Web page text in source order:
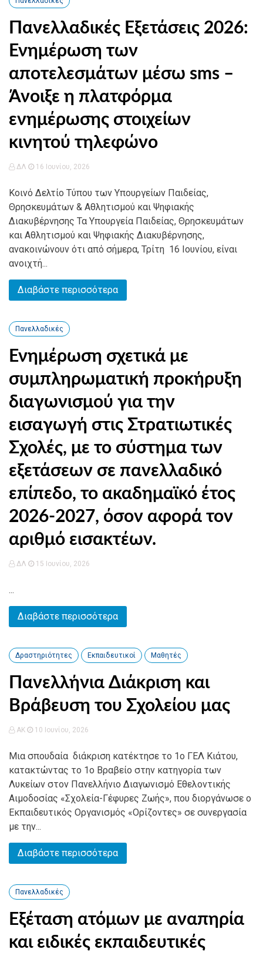
Πανελλαδικές Εξετάσεις 2026:
Ενημέρωση των
αποτελεσμάτων μέσω sms –
Άνοιξε η πλατφόρμα
ενημέρωσης στοιχείων
κινητού τηλεφώνο
ΔΛ 16 Ιουνίου, 2026
Κοινό Δελτίο Τύπου των Υπουργείων Παιδείας,
Θρησκευμάτων & Αθλητισμού και Ψηφιακής
Διακυβέρνησης Τα Υπουργεία Παιδείας, Θρησκευμάτων
και Αθλητισμού και Ψηφιακής Διακυβέρνησης,
ανακοινώνουν ότι από σήμερα, Τρίτη 16 Ιουνίου, είναι
ανοιχτή...
Διαβάστε περισσότερα
Πανελλαδικές
Ενημέρωση σχετικά με
συμπληρωματική προκήρυξη
διαγωνισμού για την
εισαγωγή στις Στρατιωτικές
Σχολές, με το σύστημα των
εξετάσεων σε πανελλαδικό
επίπεδο, το ακαδημαϊκό έτος
2026-2027, όσον αφορά τον
αριθμό εισακτέων.
ΔΛ 15 Ιουνίου, 2026
...
Διαβάστε περισσότερα
Δραστηριότητες Εκπαιδευτικοί Μαθητές
Πανελλήνια Διάκριση και
Βράβευση του Σχολείου μας
AK 10 Ιουνίου, 2026
Μια σπουδαία διάκριση κατέκτησε το 1ο ΓΕΛ Κιάτου,
κατακτώντας το 1ο Βραβείο στην κατηγορία των
Λυκείων στον Πανελλήνιο Διαγωνισμό Εθελοντικής
Αιμοδοσίας «Σχολεία-Γέφυρες Ζωής», που διοργάνωσε ο
Εκπαιδευτικός Οργανισμός «Ορίζοντες» σε συνεργασία
με την...
Διαβάστε περισσότερα
Πανελλαδικές
Εξέταση ατόμων με αναπηρία
και ειδικές εκπαιδευτικές